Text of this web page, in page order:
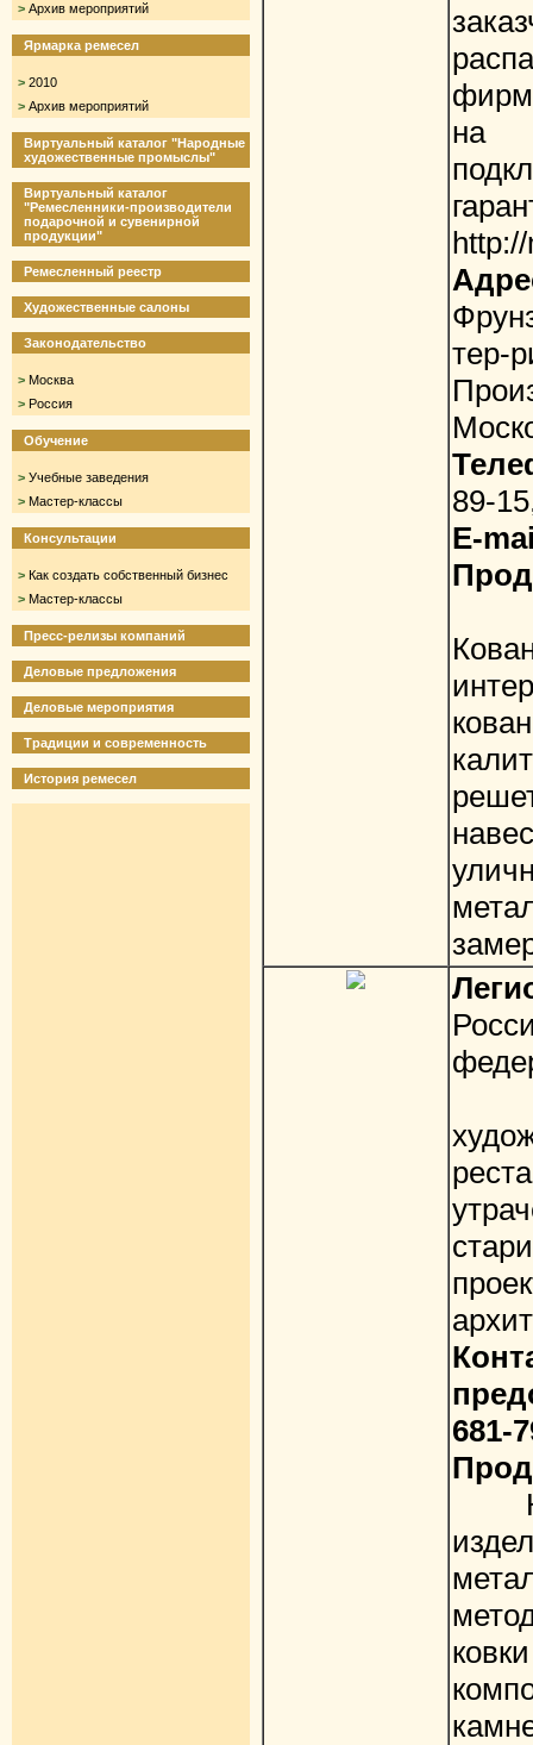
> Архив мероприятий
Ярмарка ремесел
> 2010
> Архив мероприятий
Виртуальный каталог "Народные
художественные промыслы"
Виртуальный каталог
"Ремесленники-производители
подарочной и сувенирной
продукции"
Ремесленный реестр
Художественные салоны
Законодательство
> Москва
> Россия
Обучение
> Учебные заведения
> Мастер-классы
Консультации
> Как создать собственный бизнес
> Мастер-классы
Пресс-релизы компаний
Деловые предложения
Деловые мероприятия
Традиции и современность
История ремесел
на
89-
E-
681-